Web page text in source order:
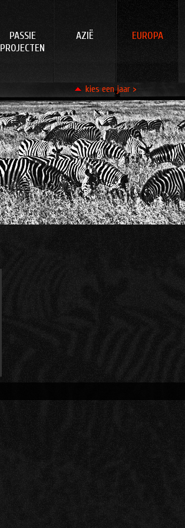
PASSIE
PROJECTEN
AZIË EUROPA
00 00 01 02 03 08 08 09 10 11
kies een jaar >